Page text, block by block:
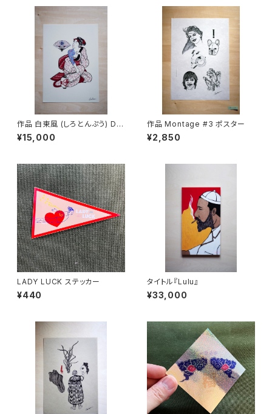
作品 白東風 (しろとんぷう) Do
ngfeng White
¥15,000
作品 Montage #3 ポスター
¥2,850
LADY LUCK ステッカー
¥440
タイトル『Lulu』
¥33,000